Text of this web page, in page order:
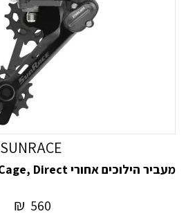
SUNRACE
מעביר הילוכים אחורי MZ600 12S,Medium Cage, Direct
560
₪